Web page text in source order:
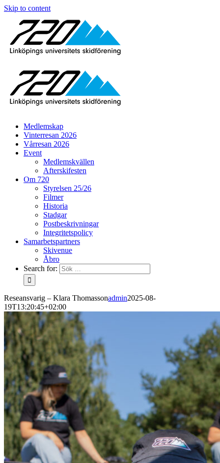
Skip to content
Medlemskap
Vinterresan 2026
Vårresan 2026
Event
Medlemskvällen
Afterskifesten
Om 720
Styrelsen 25/26
Filmer
Historia
Stadgar
Postbeskrivningar
Integritetspolicy
Samarbetspartners
Skivenue
Åbro
Search for:
Reseansvarig – Klara Thomassonadmin2025-08-
19T13:20:45+02:00